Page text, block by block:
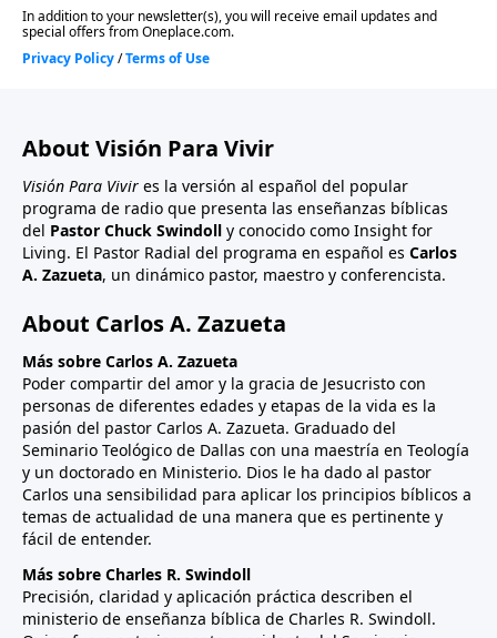
About Visión Para Vivir
Visión Para Vivir es la versión al español del popular
programa de radio que presenta las enseñanzas bíblicas
del Pastor Chuck Swindoll y conocido como Insight for
Living. El Pastor Radial del programa en español es Carlos
A. Zazueta, un dinámico pastor, maestro y conferencista.
About Carlos A. Zazueta
Más sobre Carlos A. Zazueta
Poder compartir del amor y la gracia de Jesucristo con
personas de diferentes edades y etapas de la vida es la
pasión del pastor Carlos A. Zazueta. Graduado del
Seminario Teológico de Dallas con una maestría en Teología
y un doctorado en Ministerio. Dios le ha dado al pastor
Carlos una sensibilidad para aplicar los principios bíblicos a
temas de actualidad de una manera que es pertinente y
fácil de entender.
Más sobre Charles R. Swindoll
Precisión, claridad y aplicación práctica describen el
ministerio de enseñanza bíblica de Charles R. Swindoll.